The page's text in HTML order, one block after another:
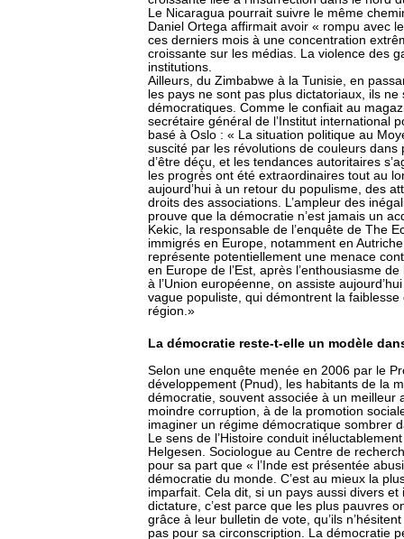
Le Nicaragua pourrait suivre le même
Daniel Ortega affirmait avoir « rompu avec
ces derniers mois à une concentration
croissante sur les médias. La violence des
institutions.
Ailleurs, du Zimbabwe à la Tunisie, en
les pays ne sont pas plus dictatoriaux, ils
démocratiques. Comme le confiait au
secrétaire général de l’Institut international
basé à Oslo : « La situation politique au
suscité par les révolutions de couleurs
d’être déçu, et les tendances autoritaires
les progrès ont été extraordinaires tout au
aujourd’hui à un retour du populisme, des
droits des associations. L’ampleur des
prouve que la démocratie n’est jamais un
Kekic, la responsable de l’enquête de The
immigrés en Europe, notamment en
représente potentiellement une menace
en Europe de l’Est, après l’enthousiasme
à l’Union européenne, on assiste
vague populiste, qui démontrent la
région.»
La démocratie reste-t-elle un modèle
Selon une enquête menée en 2006 par le
développement (Pnud), les habitants de la
démocratie, souvent associée à un meilleur
moindre corruption, à de la promotion
imaginer un régime démocratique sombrer
Le sens de l’Histoire conduit
Helgesen. Sociologue au Centre de
pour sa part que « l’Inde est présentée
démocratie du monde. C’est au mieux la
imparfait. Cela dit, si un pays aussi divers et
dictature, c’est parce que les plus pauvres
grâce à leur bulletin de vote, qu’ils
pas pour sa circonscription. La démocratie